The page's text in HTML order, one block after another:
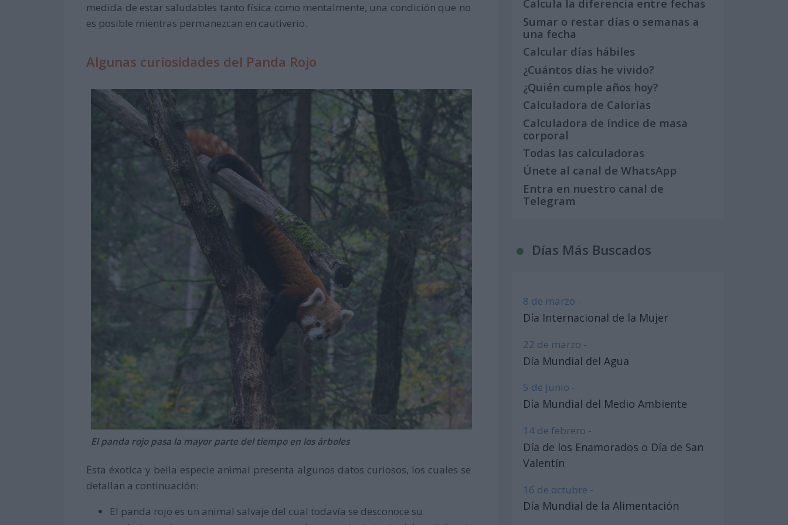
medida de estar saludables tanto física como mentalmente, una condición que no
es posible mientras permanezcan en cautiverio.
Algunas curiosidades del Panda Rojo
El panda rojo pasa la mayor parte del tiempo en los árboles
Esta éxotica y bella especie animal presenta algunos datos curiosos, los cuales se
detallan a continuación:
El panda rojo es un animal salvaje del cual todavía se desconoce su
Calcula la diferencia entre fechas
Sumar o restar días o semanas a
una fecha
Calcular días hábiles
¿Cuántos días he vivido?
¿Quién cumple años hoy?
Calculadora de Calorías
Calculadora de índice de masa
corporal
Todas las calculadoras
Únete al canal de WhatsApp
Entra en nuestro canal de
Telegram
Días Más Buscados
8 de marzo -
Día Internacional de la Mujer
22 de marzo -
Día Mundial del Agua
5 de junio -
Día Mundial del Medio Ambiente
14 de febrero -
Día de los Enamorados o Día de San
Valentín
16 de octubre -
Día Mundial de la Alimentación